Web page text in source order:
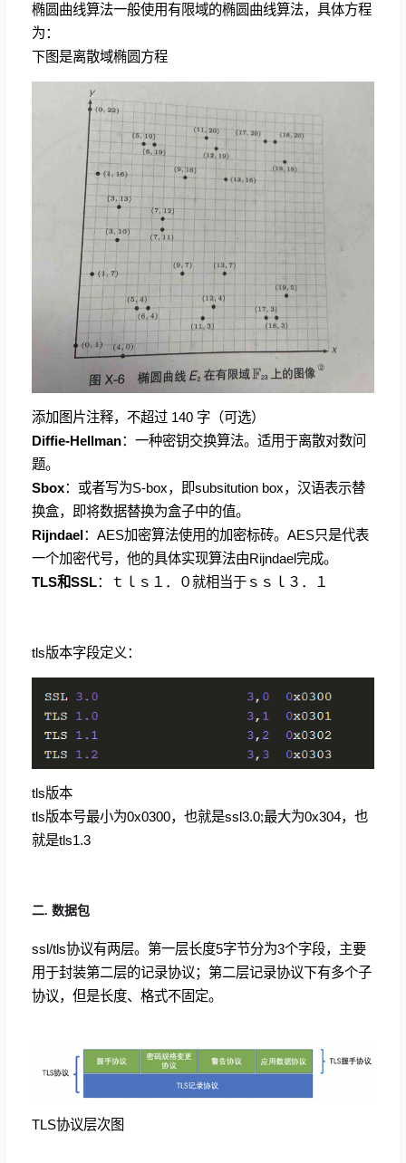
椭圆曲线算法一般使用有限域的椭圆曲线算法，具体方程
为：
下图是离散域椭圆方程
添加图片注释，不超过 140 字（可选）
Diffie-Hellman：一种密钥交换算法。适用于离散对数问
题。
Sbox：或者写为S-box，即subsitution box，汉语表示替
换盒，即将数据替换为盒子中的值。
Rijndael：AES加密算法使用的加密标砖。AES只是代表
一个加密代号，他的具体实现算法由Rijndael完成。
TLS和SSL：ｔｌｓ１．０就相当于ｓｓｌ３．１
tls版本字段定义：
tls版本
tls版本号最小为0x0300，也就是ssl3.0;最大为0x304，也
就是tls1.3
二. 数据包
ssl/tls协议有两层。第一层长度5字节分为3个字段，主要
用于封装第二层的记录协议；第二层记录协议下有多个子
协议，但是长度、格式不固定。
TLS协议层次图